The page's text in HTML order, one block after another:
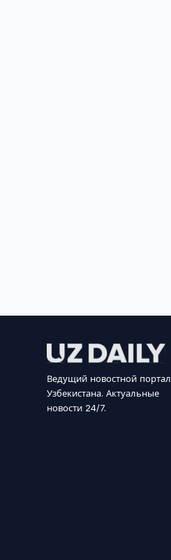
Ведущий новостной портал
Узбекистана. Актуальные
новости 24/7.